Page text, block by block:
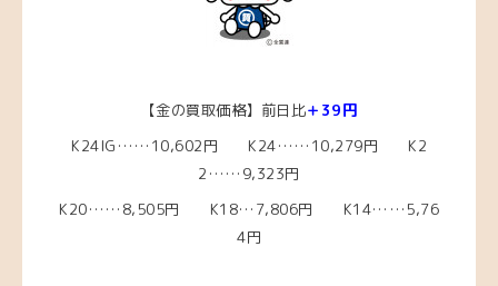
【金の買取価格】前日比＋39円
K24IG……10,602円 K24……10,279円 K2
2……9,323円
K20……8,505円 K18…7,806円 K14……5,76
4円